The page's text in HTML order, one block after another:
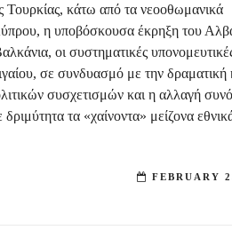
Τουρκίας, κάτω από τα νεοοθωμανικά
η υποβόσκουσα έκρηξη του
οι συστηματικές
σε συνδυασμό με την δραματική
συσχετισμών και η αλλαγή
τα «χαίνοντα» μείζονα
FEBRUARY